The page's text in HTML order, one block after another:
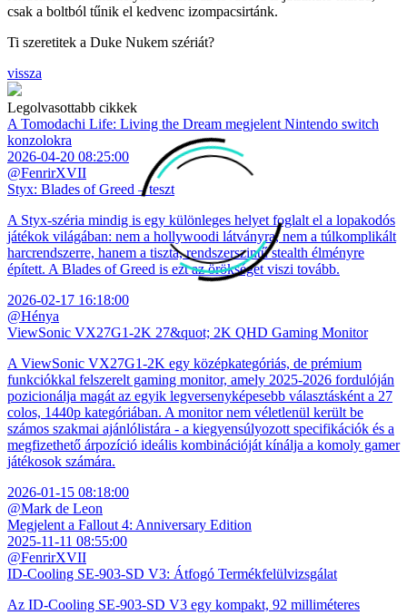
csak a boltból tűnik el kedvenc izompacsirtánk.
Ti szeretitek a Duke Nukem szériát?
vissza
Legolvasottabb cikkek
A Tomodachi Life: Living the Dream megjelent Nintendo switch
konzolokra
2026-04-20 08:25:00
@FenrirXVII
Styx: Blades of Greed – teszt
A Styx-széria mindig is egy különleges helyet foglalt el a lopakodós
játékok világában: nem a hollywoodi látványra, nem a túlkomplikált
harcrendszerre, hanem a tiszta, rendszerszintű stealth élményre
épített. A Blades of Greed is ezt az örökséget viszi tovább.
2026-02-17 16:18:00
@Hénya
ViewSonic VX27G1-2K 27&quot; 2K QHD Gaming Monitor
A ViewSonic VX27G1-2K egy középkategóriás, de prémium
funkciókkal felszerelt gaming monitor, amely 2025-2026 fordulóján
pozicionálja magát az egyik legversenyképesebb választásként a 27
colos, 1440p kategóriában. A monitor nem véletlenül került be
számos szakmai ajánlólistára - a kiegyensúlyozott specifikációk és a
megfizethető árpozíció ideális kombinációját kínálja a komoly gamer
játékosok számára.
2026-01-15 08:18:00
@Mark de Leon
Megjelent a Fallout 4: Anniversary Edition
2025-11-11 08:55:00
@FenrirXVII
ID-Cooling SE-903-SD V3: Átfogó Termékfelülvizsgálat
Az ID-Cooling SE-903-SD V3 egy kompakt, 92 milliméteres